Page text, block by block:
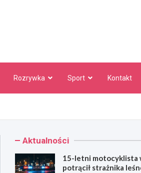
Rozrywka Sport Kontakt
Aktualności
15-letni motocyklista
potrącił strażnika